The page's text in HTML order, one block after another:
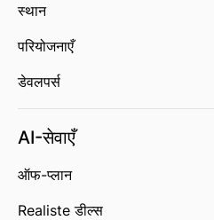
स्थान
परियोजनाएँ
डेवलपर्स
AI-सेवाएँ
ऑफ-प्लान
Realiste डील्स